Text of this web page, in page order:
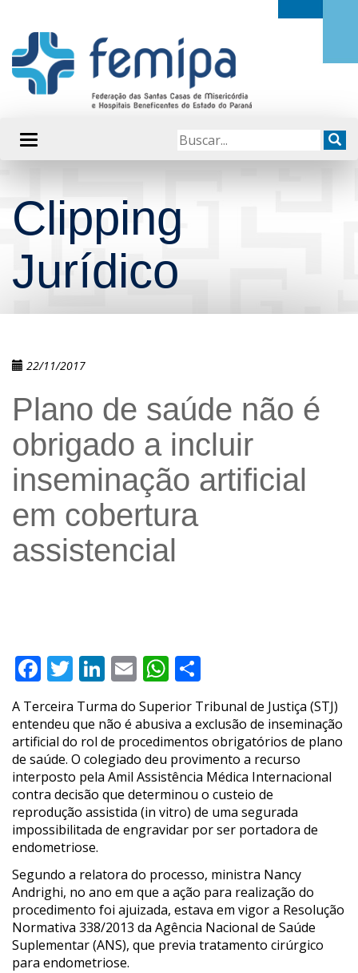
Clipping
Jurídico
22/11/2017
Plano de saúde não é
obrigado a incluir
inseminação artificial
em cobertura
assistencial
Facebook
Twitter
LinkedIn
EmailWhatsApp
A Terceira Turma do Superior Tribunal de Justiça (STJ)
entendeu que não é abusiva a exclusão de inseminação
artificial do rol de procedimentos obrigatórios de plano
de saúde. O colegiado deu provimento a recurso
interposto pela Amil Assistência Médica Internacional
contra decisão que determinou o custeio de
reprodução assistida (in vitro) de uma segurada
impossibilitada de engravidar por ser portadora de
endometriose.
Segundo a relatora do processo, ministra Nancy
Andrighi, no ano em que a ação para realização do
procedimento foi ajuizada, estava em vigor a Resolução
Normativa 338/2013 da Agência Nacional de Saúde
Suplementar (ANS), que previa tratamento cirúrgico
para endometriose.